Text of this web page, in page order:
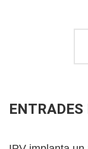
ENTRADES